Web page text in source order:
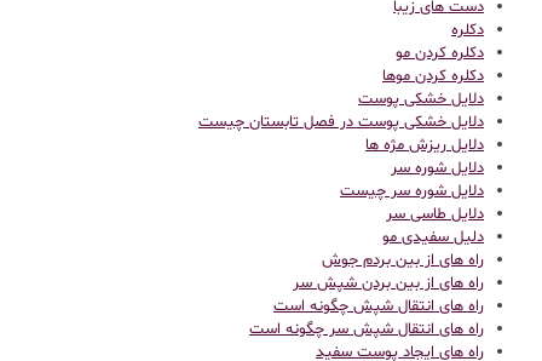
دست های زیبا
دکلره
دکلره کردن مو
دکلره کردن موها
دلایل خشکی پوست
دلایل خشکی پوست در فصل تابستان چیست
دلایل ریزش مژه ها
دلایل شوره سر
دلایل شوره سر چیست
دلایل طاسی سر
دلیل سفیدی مو
راه های از بین بردم جوش
راه های از بین بردن شپش سر
راه های انتقال شپش چگونه است
راه های انتقال شپش سر چگونه است
راه های ایجاد پوست سفید